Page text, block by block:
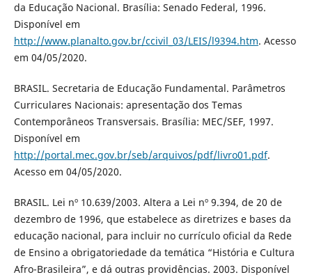
da Educação Nacional. Brasília: Senado Federal, 1996.
Disponível em
http://www.planalto.gov.br/ccivil_03/LEIS/l9394.htm. Acesso
em 04/05/2020.
BRASIL. Secretaria de Educação Fundamental. Parâmetros
Curriculares Nacionais: apresentação dos Temas
Contemporâneos Transversais. Brasília: MEC/SEF, 1997.
Disponível em
http://portal.mec.gov.br/seb/arquivos/pdf/livro01.pdf.
Acesso em 04/05/2020.
BRASIL. Lei nº 10.639/2003. Altera a Lei nº 9.394, de 20 de
dezembro de 1996, que estabelece as diretrizes e bases da
educação nacional, para incluir no currículo oficial da Rede
de Ensino a obrigatoriedade da temática “História e Cultura
Afro-Brasileira”, e dá outras providências. 2003. Disponível